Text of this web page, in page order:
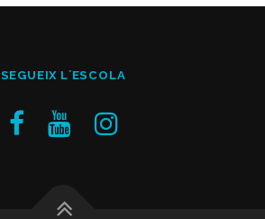
SEGUEIX L´ESCOLA